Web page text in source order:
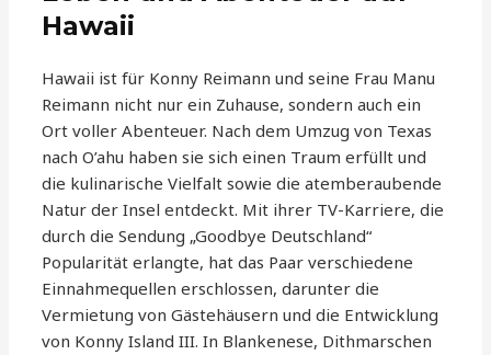
Hawaii
Hawaii ist für Konny Reimann und seine Frau Manu
Reimann nicht nur ein Zuhause, sondern auch ein
Ort voller Abenteuer. Nach dem Umzug von Texas
nach O’ahu haben sie sich einen Traum erfüllt und
die kulinarische Vielfalt sowie die atemberaubende
Natur der Insel entdeckt. Mit ihrer TV-Karriere, die
durch die Sendung „Goodbye Deutschland“
Popularität erlangte, hat das Paar verschiedene
Einnahmequellen erschlossen, darunter die
Vermietung von Gästehäusern und die Entwicklung
von Konny Island III. In Blankenese, Dithmarschen